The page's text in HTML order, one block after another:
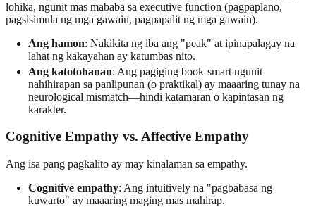
lohika, ngunit mas mababa sa executive function (pagpaplano,
pagsisimula ng mga gawain, pagpapalit ng mga gawain).
Ang hamon: Nakikita ng iba ang "peak" at ipinapalagay na
lahat ng kakayahan ay katumbas nito.
Ang katotohanan: Ang pagiging book-smart ngunit
nahihirapan sa panlipunan (o praktikal) ay maaaring tunay na
neurological mismatch—hindi katamaran o kapintasan ng
karakter.
Cognitive Empathy vs. Affective Empathy
Ang isa pang pagkalito ay may kinalaman sa empathy.
Cognitive empathy: Ang intuitively na "pagbabasa ng
kuwarto" ay maaaring maging mas mahirap.